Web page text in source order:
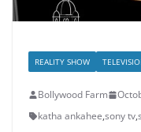
REALITY SHOW
Bollywood Farm
katha ankahee,sony tv,